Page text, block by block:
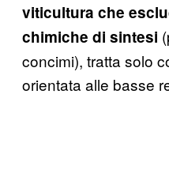
viticultura che
chimiche di sintesi
concimi), tratta solo
orientata alle basse